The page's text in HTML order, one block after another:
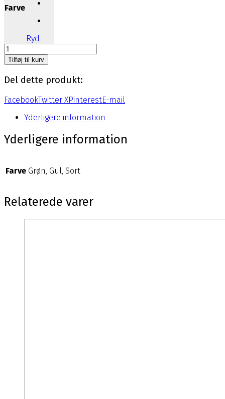
Farve
Ryd
Forlænger
til
urrem
(iDive
antal
Tilføj til kurv
Del dette produkt:
FacebookTwitter XPinterestE-mail
Yderligere information
Yderligere information
Farve Grøn, Gul, Sort
Relaterede varer